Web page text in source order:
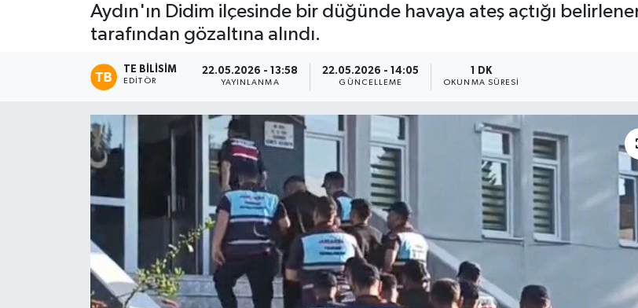
Aydın'ın Didim ilçesinde bir düğünde havaya ateş açtığı
tarafından gözaltına alındı.
TE BILISIM
EDITÖR
22.05.2026 - 13:58
YAYINLANMA
22.05.2026 - 14:05
GÜNCELLEME
1 DK
OKUNMA SÜRESI